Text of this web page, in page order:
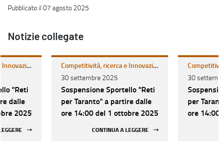
Pubblicato il 07 agosto 2025
Notizie collegate
Competitività, ricerca e Innovazione
"Reti
dalle
2025
Competitività, ricerca e Innovazione
30 settembre 2025
Sospensione Sportello "Reti
per Taranto" a partire dalle
ore 14:00 del 1 ottobre 2025
CONTINUA A LEGGERE
30
per
ore